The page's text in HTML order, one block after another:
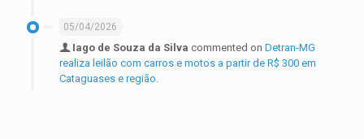
05/04/2026
Iago de Souza da Silva commented on Detran-MG
realiza leilão com carros e motos a partir de R$ 300 em
Cataguases e região.